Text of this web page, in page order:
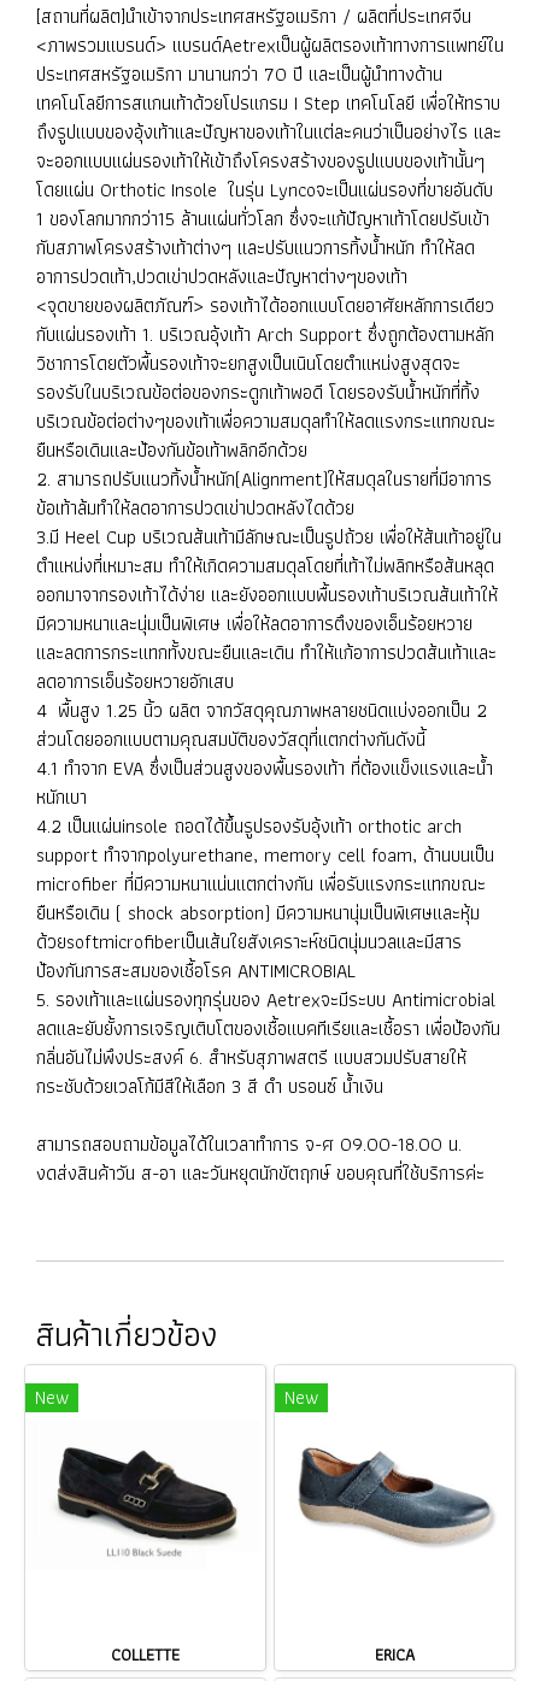
[สถานที่ผลิต]นำเข้าจากประเทศสหรัฐอเมริกา / ผลิตที่ประเทศจีน
<ภาพรวมแบรนด์> แบรนด์Aetrexเป็นผู้ผลิตรองเท้าทางการแพทย์ใน
ประเทศสหรัฐอเมริกา มานานกว่า 70 ปี และเป็นผู้นำทางด้าน
เทคโนโลยีการสแกนเท้าด้วยโปรแกรม I Step เทคโนโลยี เพื่อให้ทราบ
ถึงรูปแบบของอุ้งเท้าและปัญหาของเท้าในแต่ละคนว่าเป็นอย่างไร และ
จะออกแบบแผ่นรองเท้าให้เข้าถึงโครงสร้างของรูปแบบของเท้านั้นๆ
โดยแผ่น Orthotic Insole ในรุ่น Lyncoจะเป็นแผ่นรองที่ขายอันดับ
1 ของโลกมากกว่า15 ล้านแผ่นทั่วโลก ซึ่งจะแก้ปัญหาเท้าโดยปรับเข้า
กับสภาพโครงสร้างเท้าต่างๆ และปรับแนวการทิ้งน้ำหนัก ทำให้ลด
อาการปวดเท้า,ปวดเข่าปวดหลังและปัญหาต่างๆของเท้า
<จุดขายของผลิตภัณฑ์> รองเท้าได้ออกแบบโดยอาศัยหลักการเดียว
กับแผ่นรองเท้า 1. บริเวณอุ้งเท้า Arch Support ซึ่งถูกต้องตามหลัก
วิชาการโดยตัวพื้นรองเท้าจะยกสูงเป็นเนินโดยตำแหน่งสูงสุดจะ
รองรับในบริเวณข้อต่อของกระดูกเท้าพอดี โดยรองรับน้ำหนักที่ทิ้ง
บริเวณข้อต่อต่างๆของเท้าเพื่อความสมดุลทำให้ลดแรงกระแทกขณะ
ยืนหรือเดินและป้องกันข้อเท้าพลิกอีกด้วย
2. สามารถปรับแนวทิ้งน้ำหนัก(Alignment)ให้สมดุลในรายที่มีอาการ
ข้อเท้าล้มทำให้ลดอาการปวดเข่าปวดหลังไดด้วย
3.มี Heel Cup บริเวณส้นเท้ามีลักษณะเป็นรูปถ้วย เพื่อให้ส้นเท้าอยู่ใน
ตำแหน่งที่เหมาะสม ทำให้เกิดความสมดุลโดยที่เท้าไม่พลิกหรือส้นหลุด
ออกมาจากรองเท้าได้ง่าย และยังออกแบบพื้นรองเท้าบริเวณส้นเท้าให้
มีความหนาและนุ่มเป็นพิเศษ เพื่อให้ลดอาการตึงของเอ็นร้อยหวาย
และลดการกระแทกทั้งขณะยืนและเดิน ทำให้แก้อาการปวดส้นเท้าและ
ลดอาการเอ็นร้อยหวายอักเสบ
4 พื้นสูง 1.25 นิ้ว ผลิต จากวัสดุคุณภาพหลายชนิดแบ่งออกเป็น 2
ส่วนโดยออกแบบตามคุณสมบัติของวัสดุที่แตกต่างกันดังนี้
4.1 ทำจาก EVA ซึ่งเป็นส่วนสูงของพื้นรองเท้า ที่ต้องแข็งแรงและน้ำ
หนักเบา
4.2 เป็นแผ่นinsole ถอดได้ขึ้นรูปรองรับอุ้งเท้า orthotic arch
support ทำจากpolyurethane, memory cell foam, ด้านบนเป็น
microfiber ที่มีความหนาแน่นแตกต่างกัน เพื่อรับแรงกระแทกขณะ
ยืนหรือเดิน ( shock absorption) มีความหนานุ่มเป็นพิเศษและหุ้ม
ด้วยsoftmicrofiberเป็นเส้นใยสังเคราะห์ชนิดนุ่มนวลและมีสาร
ป้องกันการสะสมของเชื้อโรค ANTIMICROBIAL
5. รองเท้าและแผ่นรองทุกรุ่นของ Aetrexจะมีระบบ Antimicrobial
ลดและยับยั้งการเจริญเติบโตของเชื้อแบคทีเรียและเชื้อรา เพื่อป้องกัน
กลิ่นอันไม่พึงประสงค์ 6. สำหรับสุภาพสตรี แบบสวมปรับสายให้
กระชับด้วยเวลโก้มีสีให้เลือก 3 สี ดำ บรอนซ์ น้ำเงิน
สามารถสอบถามข้อมูลได้ในเวลาทำการ จ-ศ 09.00-18.00 น.
งดส่งสินค้าวัน ส-อา และวันหยุดนักขัตฤกษ์ ขอบคุณที่ใช้บริการค่ะ
สินค้าเกี่ยวข้อง
New
COLLETTE
New
ERICA